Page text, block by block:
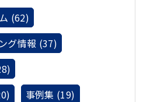
(62)
グ情報 (37)
事例集 (19)